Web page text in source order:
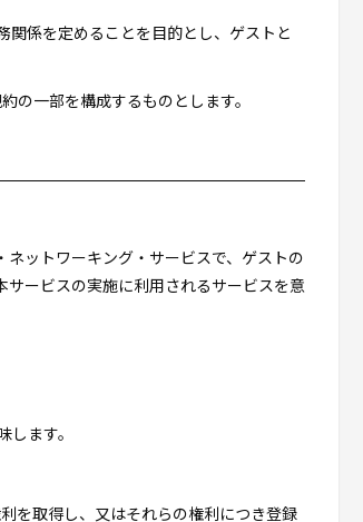
係を定めることを目的とし、ゲストと
の一部を構成するものとします。
ットワーキング・サービスで、ゲストの
ービスの実施に利用されるサービスを意
ます。
を取得し、又はそれらの権利につき登録